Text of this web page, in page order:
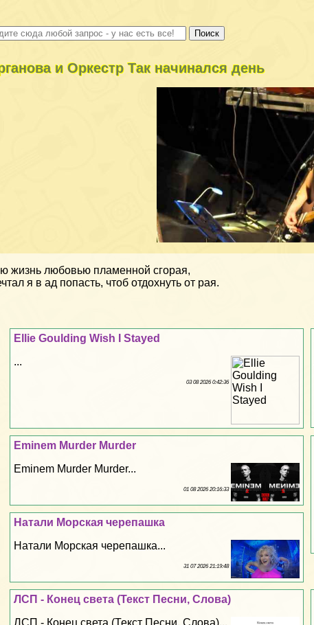
и Оркестр Так начинался день
жизнь любовью пламенной сгорая,
я в ад попасть, чтоб отдохнуть от рая.
Ellie Goulding Wish I Stayed
...
03 08 2026 0:42:36
Eminem Murder Murder
Eminem Murder Murder...
01 08 2026 20:16:33
Натали Морская черепашка
Натали Морская черепашка...
31 07 2026 21:19:48
ЛСП - Конец света (Текст Песни, Слова)